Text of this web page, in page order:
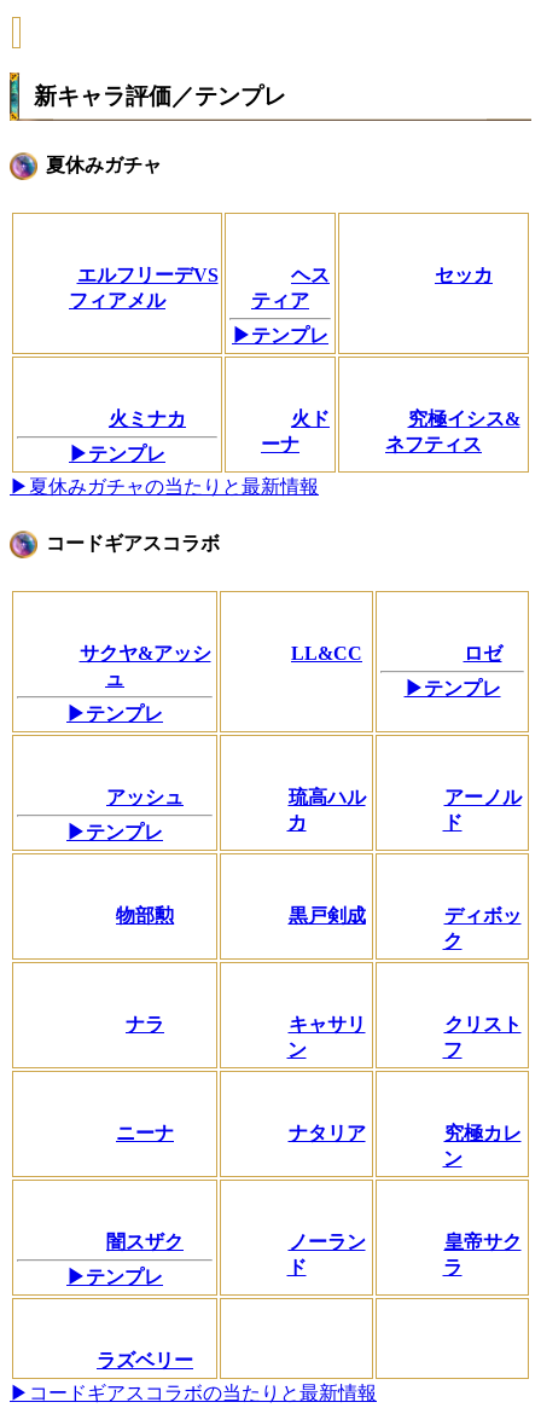
新キャラ評価／テンプレ
夏休みガチャ
エルフリーデVS
フィアメル
ヘス
ティア
▶テンプレ
セッカ
火ミナカ
▶テンプレ
火ド
ーナ
究極イシス&
ネフティス
▶夏休みガチャの当たりと最新情報
コードギアスコラボ
サクヤ&アッシ
ュ
▶テンプレ
LL&CC
ロゼ
▶テンプレ
アッシュ
▶テンプレ
琉高ハル
カ
アーノル
ド
物部勲 黒戸剣成
ディボッ
ク
ナラ
キャサリ
ン
クリスト
フ
ニーナ ナタリア
究極カレ
ン
闇スザク
▶テンプレ
ノーラン
ド
皇帝サク
ラ
ラズベリー
▶コードギアスコラボの当たりと最新情報